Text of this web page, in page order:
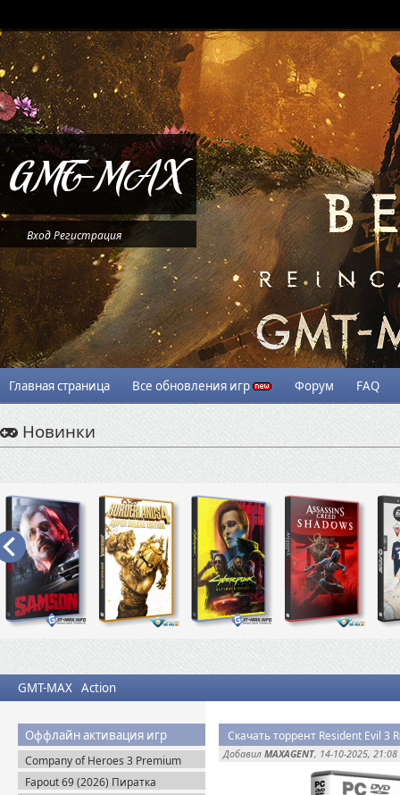
ВходРегистрация
Главная страница Все обновления игр Форум FAQ
Новинки
GMT-MAX Action
Оффлайн активация игр
Company of Heroes 3 Premium
Edition (2023) RePack
Fapout 69 (2026) Пиратка
Скачать торрент Resident Evil 3
Добавил MAXAGENT, 14-10-2025, 21:08